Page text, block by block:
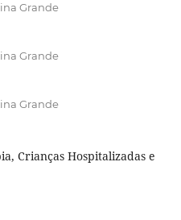
Grande
Grande
Grande
Crianças Hospitalizadas e